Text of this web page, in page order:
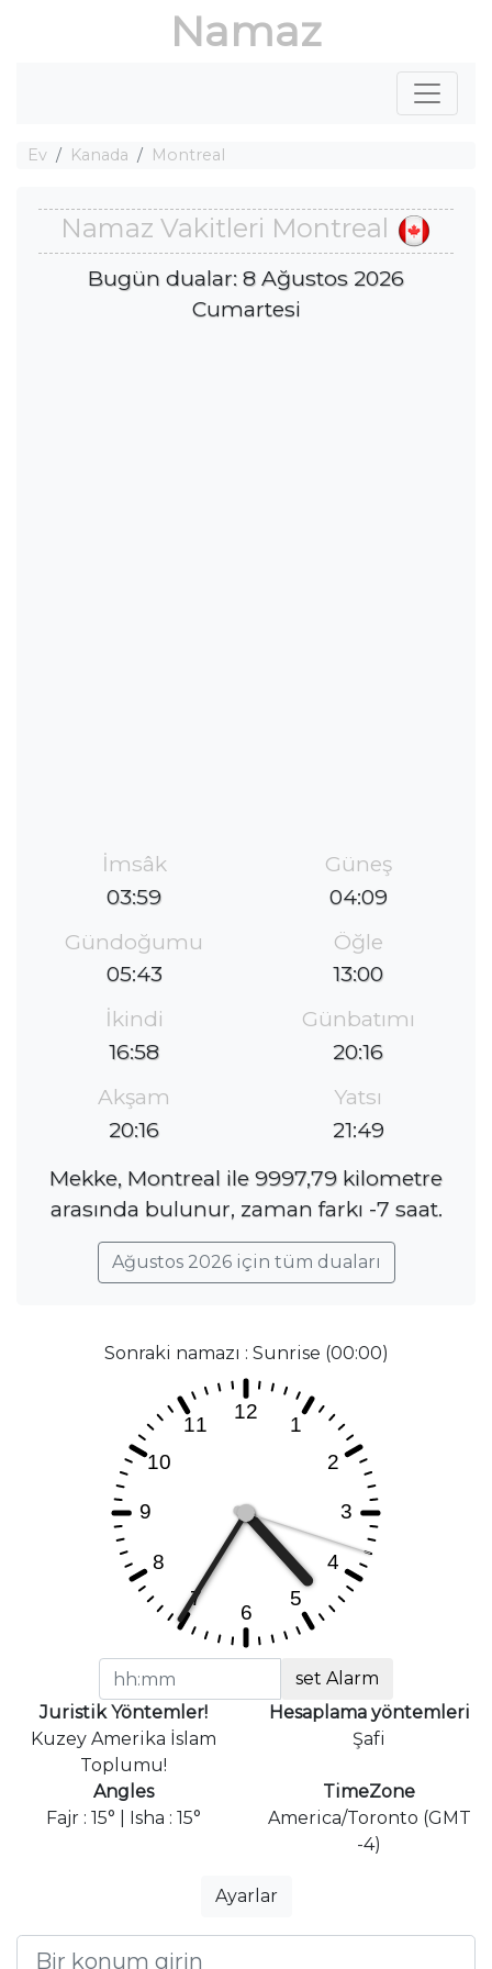
Namaz
Ev Kanada Montreal
Namaz Vakitleri Montreal
Bugün dualar: 8 Ağustos 2026
Cumartesi
İmsâk
03:59
Güneş
04:09
Gündoğumu
05:43
Öğle
13:00
İkindi
16:58
Günbatımı
20:16
Akşam
20:16
Yatsı
21:49
Mekke, Montreal ile 9997,79 kilometre
arasında bulunur, zaman farkı -7 saat.
Ağustos 2026 için tüm duaları
Sonraki namazı : Sunrise (00:00)
set Alarm
Juristik Yöntemler!
Kuzey Amerika İslam
Toplumu!
Hesaplama yöntemleri
Şafi
Angles
Fajr : 15° | Isha : 15°
TimeZone
America/Toronto (GMT
-4)
Ayarlar